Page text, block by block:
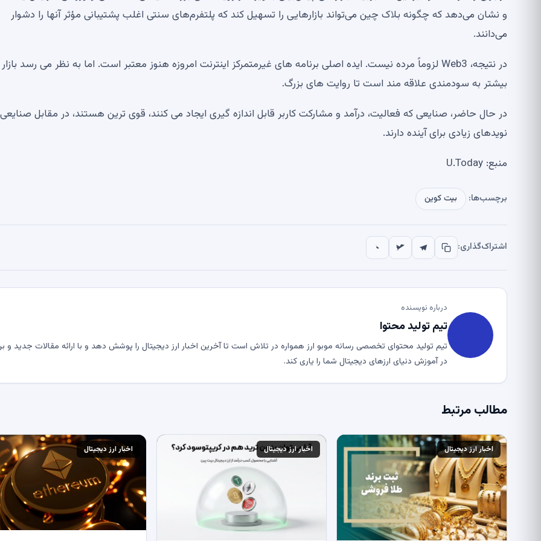
و نشان می‌دهد که چگونه بلاک چین می‌تواند بازارهایی را تسهیل کند که پلتفرم‌های سنتی اغلب پشتیبانی مؤثر آنها را دشوار
می‌دانند.
در نتیجه، Web3 لزوماً مرده نیست. ایده اصلی برنامه های غیرمتمرکز اینترنت امروزه هنوز معتبر است. اما به نظر می رسد بازار
بیشتر به سودمندی علاقه مند است تا روایت های بزرگ.
در حال حاضر، صنایعی که فعالیت، درآمد و مشارکت کاربر قابل اندازه گیری ایجاد می کنند، قوی ترین هستند، در مقابل
نویدهای زیادی برای آینده دارند.
منبع: U.Today
برچسب‌ها: بیت کوین
اشتراک‌گذاری:
درباره نویسنده
تیم تولید محتوا
تیم تولید محتوای تخصصی رسانه موبو ارز همواره در تلاش است تا آخرین اخبار ارز دیجیتال را پوشش دهد و با ارائه مقالات جدید و
در آموزش دنیای ارزهای دیجیتال شما را یاری کند.
مطالب مرتبط
اخبار ارز دیجیتال اخبار ارز دیجیتال اخبار ارز دیجیتال